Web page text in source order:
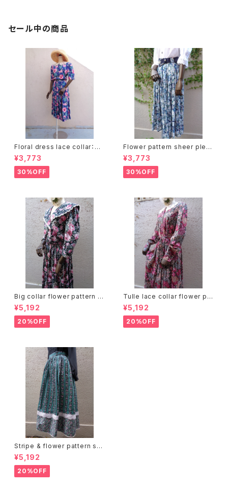
セール中の商品
Floral dress lace collar：花
柄ワンピース レース襟
¥3,773
30%OFF
Flower pattern sheer pleat
s skirt ベルト付き 花柄 シアー
プリーツ スカート
¥3,773
30%OFF
Big collar flower pattern dr
ess ビッグカラー 花柄 ワンピ
ース
¥5,192
20%OFF
Tulle lace collar flower pat
tern dress チュールレースカラ
ー 花柄 ワンピース
¥5,192
20%OFF
Stripe & flower pattern ski
rt ストライプ 花柄 スカート
¥5,192
20%OFF